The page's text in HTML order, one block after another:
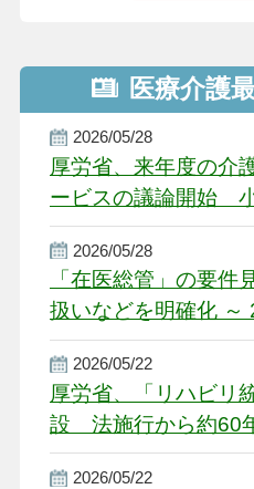
医療介護
2026/05/28
厚労省、来年度の介
ービスの議論開始
厳しい経営環境に危
2026/05/28
「在医総管」の要件
扱いなどを明確化 ～
2026/05/22
厚労省、「リハビリ
設 法施行から約60
2026/05/22